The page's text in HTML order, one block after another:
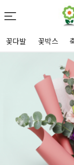
꽃다발 꽃박스